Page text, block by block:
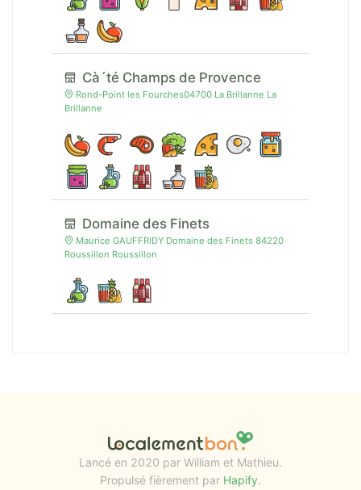
Cà´té Champs de Provence
Rond-Point les Fourches04700 La Brillanne La
Brillanne
Domaine des Finets
Maurice GAUFFRIDY Domaine des Finets 84220
Roussillon Roussillon
Lancé en 2020 par William et Mathieu.
Propulsé fièrement par Hapify.